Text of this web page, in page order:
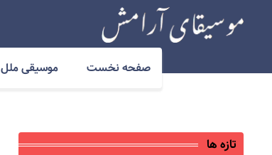
صفحه نخست موسیقی ملل
تازه ها